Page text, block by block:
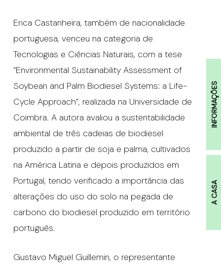
INFORMAÇÕES
A CASA
Erica Castanheira, também de nacionalidade
portuguesa, venceu na categoria de
Tecnologias e Ciências Naturais, com a tese
“Environmental Sustainability Assessment of
Soybean and Palm Biodiesel Systems: a Life-
Cycle Approach”, realizada na Universidade de
Coimbra. A autora avaliou a sustentabilidade
ambiental de três cadeias de biodiesel
produzido a partir de soja e palma, cultivados
na América Latina e depois produzidos em
Portugal, tendo verificado a importância das
alterações do uso do solo na pegada de
carbono do biodiesel produzido em território
português.
Gustavo Miguel Guillemin, o representante